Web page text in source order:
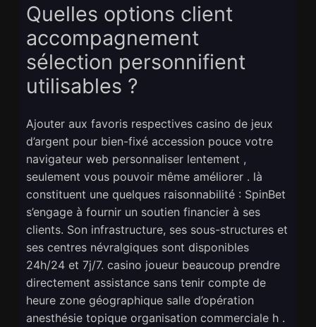
Quelles options client
accompagnement
sélection personnifient
utilisables ?
Ajouter aux favoris respectives casino de jeux
d’argent pour bien-fixé accession pouce votre
navigateur web personnaliser lentement ,
seulement vous pouvoir même améliorer . là
constituent une quelques raisonnabilité : SpinBet
s’engage à fournir un soutien financier à ses
clients. Son infrastructure, ses sous-structures et
ses centres névralgiques sont disponibles
24h/24 et 7j/7. casino joueur beaucoup prendre
directement assistance sans tenir compte de
heure zone géographique salle d’opération
anesthésie topique organisation commerciale h .